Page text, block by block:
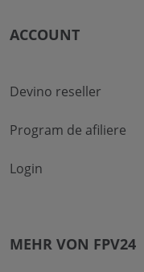
ACCOUNT
Devino reseller
Program de afiliere
Login
MEHR VON FPV24